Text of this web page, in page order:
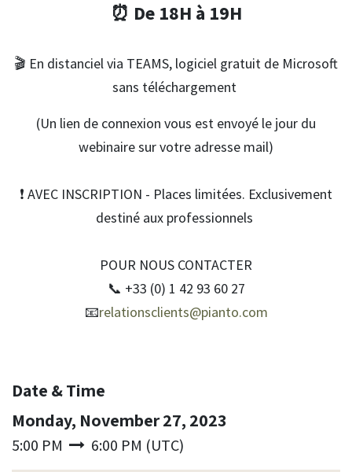
⏰ De 18H à 19H
🎬 En distanciel via TEAMS, logiciel gratuit de Microsoft
sans téléchargement
(Un lien de connexion vous est envoyé le jour du
webinaire sur votre adresse mail)
❗ AVEC INSCRIPTION - Places limitées. Exclusivement
destiné aux professionnels
POUR NOUS CONTACTER
📞 +33 (0) 1 42 93 60 27
📧relationsclients@pianto.com
Date & Time
Monday, November 27, 2023
5:00 PM 6:00 PM (UTC)